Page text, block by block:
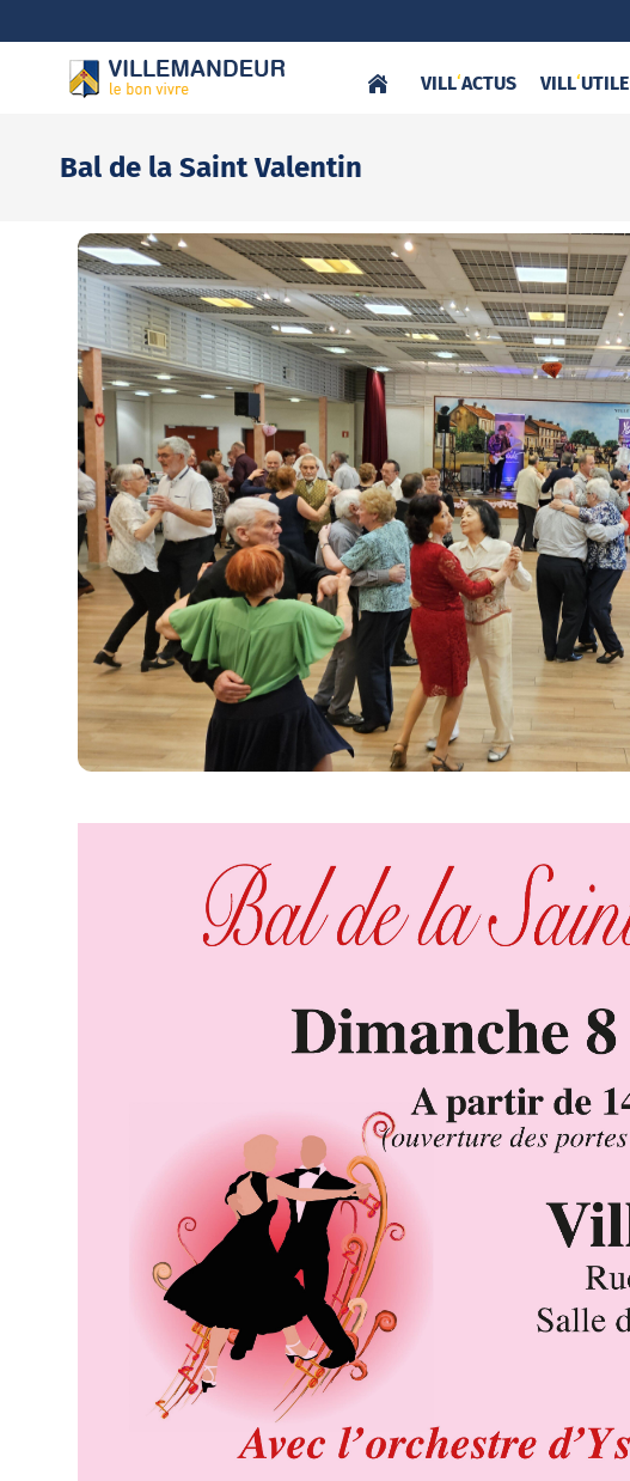
VILL‘ACTUS VILL‘UTILE
Bal de la Saint Valentin